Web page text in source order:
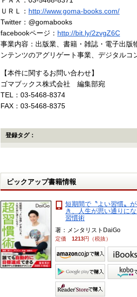
ＵＲＬ： http://www.goma-books.com/
Twitter：@gomabooks
facebookページ： http://bit.ly/2zvgZ6C
事業内容：出版業、書籍・雑誌・電子出
ンテンツのアグリゲート事業、デジタルコ
【本件に関するお問い合わせ】
ゴマブックス株式会社 編集部宛
TEL：03-5468-8374
FAX：03-5468-8375
登録タグ：
ピックアップ書籍情報
短期間で〝よい習慣〟
き、人生が思い通りに
習慣術
著：メンタリストDaiGo
定価 1213円（税抜）